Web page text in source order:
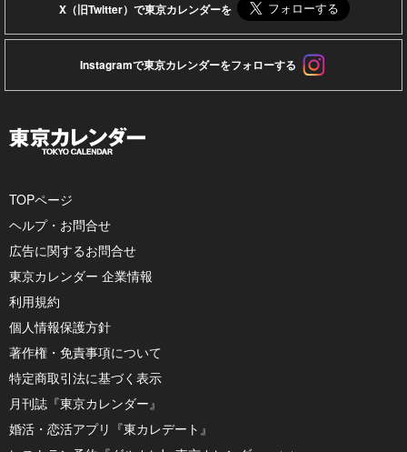
X（旧Twitter）で東京カレンダーを
Instagramで東京カレンダーをフォローする
TOPページ
ヘルプ・お問合せ
広告に関するお問合せ
東京カレンダー 企業情報
利用規約
個人情報保護方針
著作権・免責事項について
特定商取引法に基づく表示
月刊誌『東京カレンダー』
婚活・恋活アプリ『東カレデート』